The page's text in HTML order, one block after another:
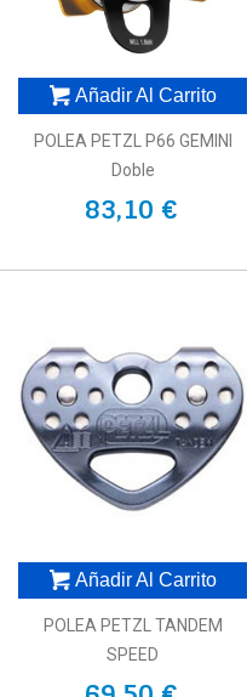
Añadir Al Carrito
POLEA PETZL P66 GEMINI
Doble
83,10 €
Añadir Al Carrito
POLEA PETZL TANDEM
SPEED